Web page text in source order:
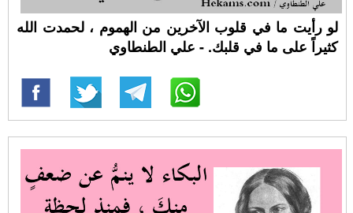
لو رأيت ما في قلوب الآخرين من الهموم ، لحمدت الله
كثيراً على ما في قلبك. - علي الطنطاوي